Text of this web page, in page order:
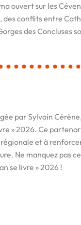
ouvert sur les
des conflits entre
des Concluses
par Sylvain
» 2026. Ce
et à
Ne manquez pas
se livre » 2026 !